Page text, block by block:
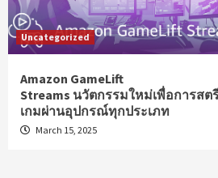
Uncategorized
Amazon GameLift
Streams นวัตกรรมใหม่เพื่อการสต
เกมผ่านอุปกรณ์ทุกประเภท
March 15, 2025